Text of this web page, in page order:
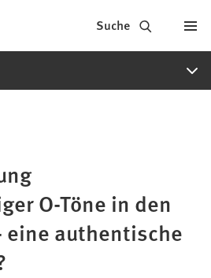
Suche
O-Töne in den
eine authentische